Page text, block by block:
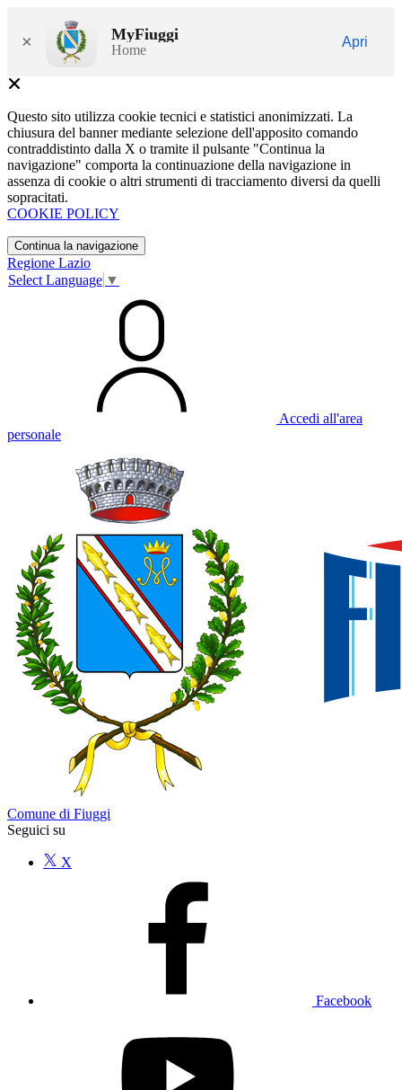
× MyFiuggi
Home
Apri
Questo sito utilizza cookie tecnici e statistici anonimizzati. La
chiusura del banner mediante selezione dell'apposito comando
contraddistinto dalla X o tramite il pulsante "Continua la
navigazione" comporta la continuazione della navigazione in
assenza di cookie o altri strumenti di tracciamento diversi da quelli
sopracitati.
COOKIE POLICY
Continua la navigazione
Regione Lazio
Select Language ▼
Accedi all'area
personale
Comune di Fiuggi
Seguici su
X
Facebook